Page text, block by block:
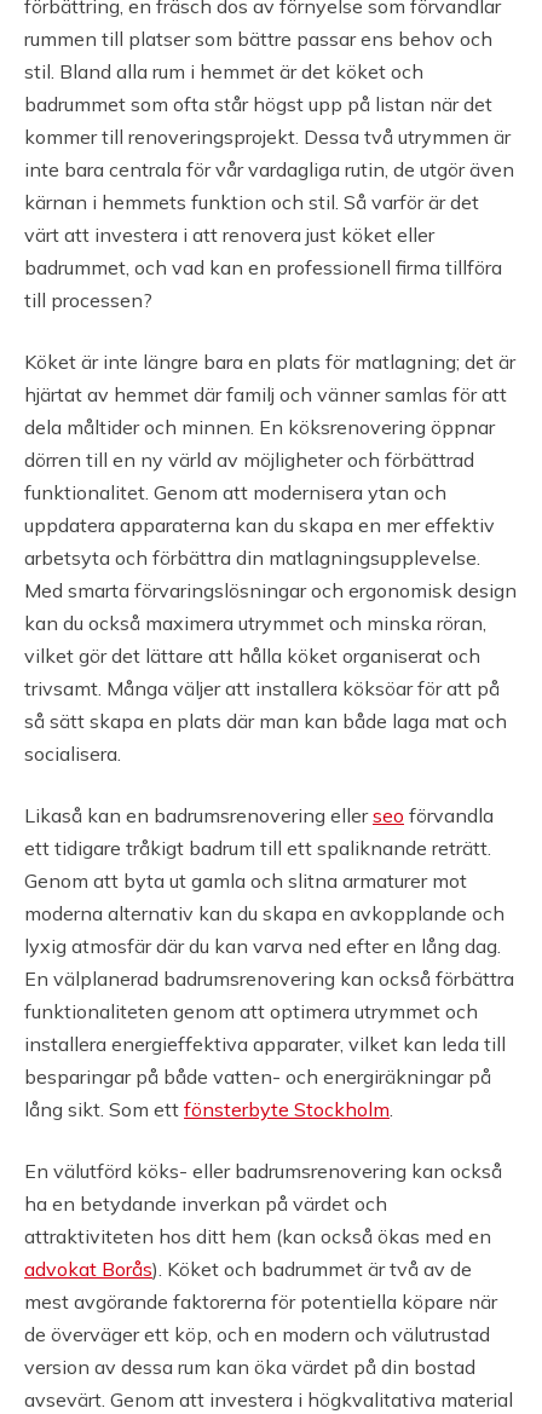
förbättring, en fräsch dos av förnyelse som förvandlar
rummen till platser som bättre passar ens behov och
stil. Bland alla rum i hemmet är det köket och
badrummet som ofta står högst upp på listan när det
kommer till renoveringsprojekt. Dessa två utrymmen är
inte bara centrala för vår vardagliga rutin, de utgör även
kärnan i hemmets funktion och stil. Så varför är det
värt att investera i att renovera just köket eller
badrummet, och vad kan en professionell firma tillföra
till processen?
Köket är inte längre bara en plats för matlagning; det är
hjärtat av hemmet där familj och vänner samlas för att
dela måltider och minnen. En köksrenovering öppnar
dörren till en ny värld av möjligheter och förbättrad
funktionalitet. Genom att modernisera ytan och
uppdatera apparaterna kan du skapa en mer effektiv
arbetsyta och förbättra din matlagningsupplevelse.
Med smarta förvaringslösningar och ergonomisk design
kan du också maximera utrymmet och minska röran,
vilket gör det lättare att hålla köket organiserat och
trivsamt. Många väljer att installera köksöar för att på
så sätt skapa en plats där man kan både laga mat och
socialisera.
Likaså kan en badrumsrenovering ellerseo förvandla
ett tidigare tråkigt badrum till ett spaliknande reträtt.
Genom att byta ut gamla och slitna armaturer mot
moderna alternativ kan du skapa en avkopplande och
lyxig atmosfär där du kan varva ned efter en lång dag.
En välplanerad badrumsrenovering kan också förbättra
funktionaliteten genom att optimera utrymmet och
installera energieffektiva apparater, vilket kan leda till
besparingar på både vatten- och energiräkningar på
lång sikt. Som ett fönsterbyte Stockholm.
En välutförd köks- eller badrumsrenovering kan också
ha en betydande inverkan på värdet och
attraktiviteten hos ditt hem (kan också ökas med en
advokat Borås). Köket och badrummet är två av de
mest avgörande faktorerna för potentiella köpare när
de överväger ett köp, och en modern och välutrustad
version av dessa rum kan öka värdet på din bostad
avsevärt. Genom att investera i högkvalitativa material